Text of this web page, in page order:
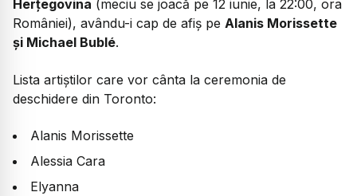
Herțegovina (meciu se joacă pe 12 iunie, la 22:00, ora
României), avându-i cap de afiș pe Alanis Morissette
și Michael Bublé.
Lista artiștilor care vor cânta la ceremonia de
deschidere din Toronto:
Alanis Morissette
Alessia Cara
Elyanna